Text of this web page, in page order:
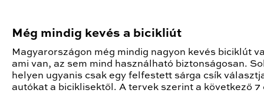
Még mindig kevés a bicikliút
Magyarországon még mindig nagyon kevés biciklút
ami van, az sem mind használható biztonságosan.
helyen ugyanis csak egy felfestett sárga csík
autókat a biciklisektől. A tervek szerint a következő 7